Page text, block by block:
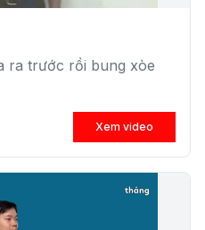
ra trước rồi bung xòe
Xem video